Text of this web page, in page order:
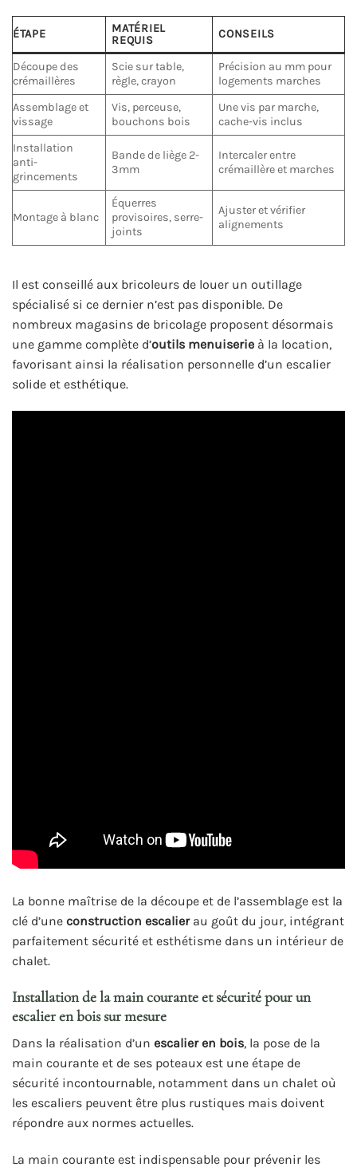
ÉTAPE
MATÉRIEL
REQUIS
CONSEILS
Découpe des
crémaillères
Scie sur table,
règle, crayon
Précision au mm pour
logements marches
Assemblage et
vissage
Vis, perceuse,
bouchons bois
Une vis par marche,
cache-vis inclus
Installation
anti-
grincements
Bande de liège 2-
3mm
Intercaler entre
crémaillère et marches
Montage à blanc
Équerres
provisoires, serre-
joints
Ajuster et vérifier
alignements
Il est conseillé aux bricoleurs de louer un outillage
spécialisé si ce dernier n’est pas disponible. De
nombreux magasins de bricolage proposent désormais
une gamme complète d’outils menuiserie à la location,
favorisant ainsi la réalisation personnelle d’un escalier
solide et esthétique.
La bonne maîtrise de la découpe et de l’assemblage est la
clé d’une construction escalierau goût du jour, intégrant
parfaitement sécurité et esthétisme dans un intérieur de
chalet.
Installation de la main courante et sécurité pour un
escalier en bois sur mesure
Dans la réalisation d’un escalier en bois, la pose de la
main courante et de ses poteaux est une étape de
sécurité incontournable, notamment dans un chalet où
les escaliers peuvent être plus rustiques mais doivent
répondre aux normes actuelles.
La main courante est indispensable pour prévenir les